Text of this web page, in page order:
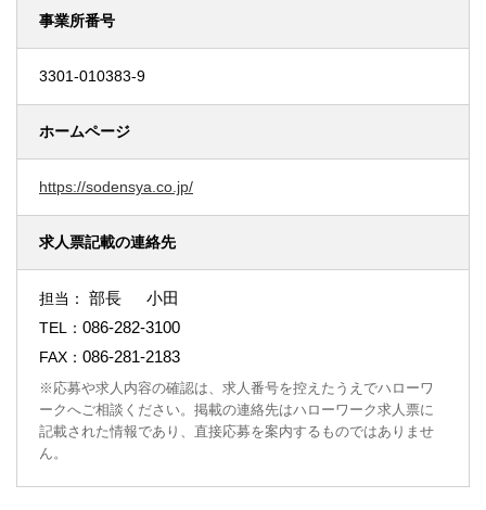
事業所番号
3301-010383-9
ホームページ
https://sodensya.co.jp/
求人票記載の連絡先
担当： 部長 小田
TEL： 086-282-3100
FAX： 086-281-2183
※応募や求人内容の確認は、求人番号を控えたうえでハローワ
ークへご相談ください。掲載の連絡先はハローワーク求人票に
記載された情報であり、直接応募を案内するものではありませ
ん。